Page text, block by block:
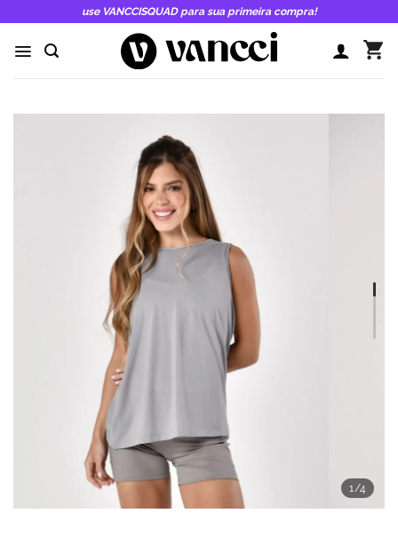
content
use VANCCISQUAD para sua primeira compra!
1 /4